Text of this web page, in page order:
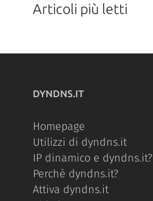
Articoli più letti
DYNDNS.IT
Homepage
Utilizzi di dyndns.it
IP dinamico e dyndns.it?
Perchè dyndns.it?
Attiva dyndns.it